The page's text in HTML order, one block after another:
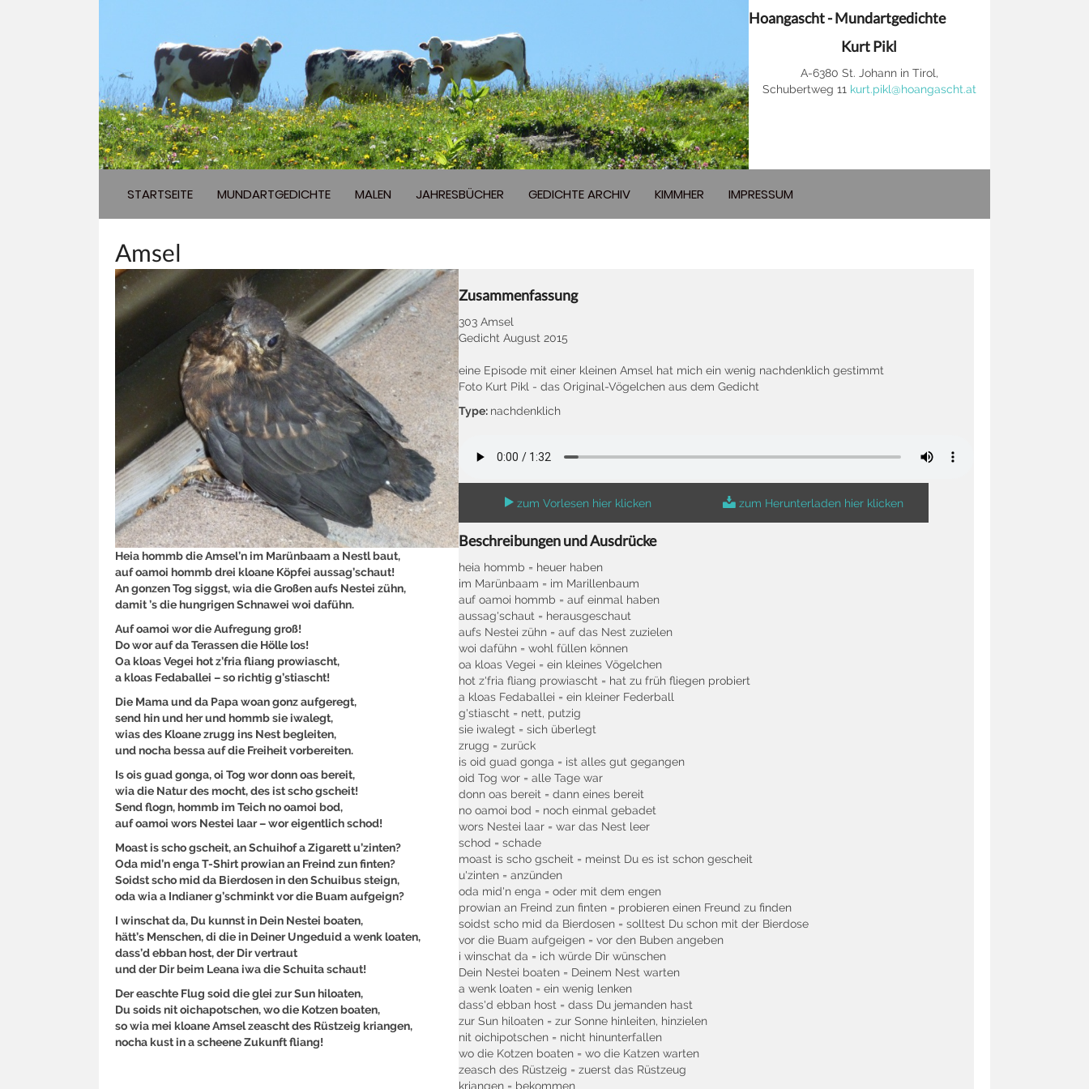
Hoangascht - Mundartgedichte
Kurt Pikl
A-6380 St. Johann in Tirol,
Schubertweg 11 kurt.pikl@hoangascht.at
STARTSEITE MUNDARTGEDICHTE MALEN JAHRESBÜCHER GEDICHTE ARCHIV KIMMHER IMPRESSUM
Amsel
Heia hommb die Amsel’n im Marünbaam a Nestl baut,
auf oamoi hommb drei kloane Köpfei aussag’schaut!
An gonzen Tog siggst, wia die Großen aufs Nestei zühn,
damit ’s die hungrigen Schnawei woi dafühn.
Auf oamoi wor die Aufregung groß!
Do wor auf da Terassen die Hölle los!
Oa kloas Vegei hot z’fria fliang prowiascht,
a kloas Fedaballei – so richtig g’stiascht!
Die Mama und da Papa woan gonz aufgeregt,
send hin und her und hommb sie iwalegt,
wias des Kloane zrugg ins Nest begleiten,
und nocha bessa auf die Freiheit vorbereiten.
Is ois guad gonga, oi Tog wor donn oas bereit,
wia die Natur des mocht, des ist scho gscheit!
Send flogn, hommb im Teich no oamoi bod,
auf oamoi wors Nestei laar – wor eigentlich schod!
Moast is scho gscheit, an Schuihof a Zigarett u’zinten?
Oda mid’n enga T-Shirt prowian an Freind zun finten?
Soidst scho mid da Bierdosen in den Schuibus steign,
oda wia a Indianer g’schminkt vor die Buam aufgeign?
I winschat da, Du kunnst in Dein Nestei boaten,
hätt’s Menschen, di die in Deiner Ungeduid a wenk loaten,
dass’d ebban host, der Dir vertraut
und der Dir beim Leana iwa die Schuita schaut!
Der easchte Flug soid die glei zur Sun hiloaten,
Du soids nit oichapotschen, wo die Kotzen boaten,
so wia mei kloane Amsel zeascht des Rüstzeig kriangen,
nocha kust in a scheene Zukunft fliang!
Zusammenfassung
303 Amsel
Gedicht August 2015
eine Episode mit einer kleinen Amsel hat mich ein wenig nachdenklich gestimmt
Foto Kurt Pikl - das Original-Vögelchen aus dem Gedicht
Type: nachdenklich
zum Vorlesen hier klicken zum Herunterladen hier klicken
Beschreibungen und Ausdrücke
heia hommb = heuer haben
im Marünbaam = im Marillenbaum
auf oamoi hommb = auf einmal haben
aussag'schaut = herausgeschaut
aufs Nestei zühn = auf das Nest zuzielen
woi dafühn = wohl füllen können
oa kloas Vegei = ein kleines Vögelchen
hot z'fria fliang prowiascht = hat zu früh fliegen probiert
a kloas Fedaballei = ein kleiner Federball
g'stiascht = nett, putzig
sie iwalegt = sich überlegt
zrugg = zurück
is oid guad gonga = ist alles gut gegangen
oid Tog wor = alle Tage war
donn oas bereit = dann eines bereit
no oamoi bod = noch einmal gebadet
wors Nestei laar = war das Nest leer
schod = schade
moast is scho gscheit = meinst Du es ist schon gescheit
u'zinten = anzünden
oda mid'n enga = oder mit dem engen
prowian an Freind zun finten = probieren einen Freund zu finden
soidst scho mid da Bierdosen = solltest Du schon mit der Bierdose
vor die Buam aufgeigen = vor den Buben angeben
i winschat da = ich würde Dir wünschen
Dein Nestei boaten = Deinem Nest warten
a wenk loaten = ein wenig lenken
dass'd ebban host = dass Du jemanden hast
zur Sun hiloaten = zur Sonne hinleiten, hinzielen
nit oichipotschen = nicht hinunterfallen
wo die Kotzen boaten = wo die Katzen warten
zeasch des Rüstzeig = zuerst das Rüstzeug
kriangen = bekommen